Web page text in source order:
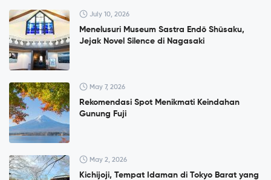
July 10, 2026
Menelusuri Museum Sastra Endō Shūsaku,
Jejak Novel Silence di Nagasaki
May 7, 2026
Rekomendasi Spot Menikmati Keindahan
Gunung Fuji
May 2, 2026
Kichijoji, Tempat Idaman di Tokyo Barat yang